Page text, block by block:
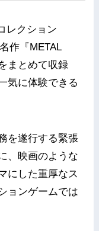
レクション
作『METAL
まとめて収録
気に体験できる
を遂行する緊張
、映画のような
にした重厚なス
ョンゲームでは